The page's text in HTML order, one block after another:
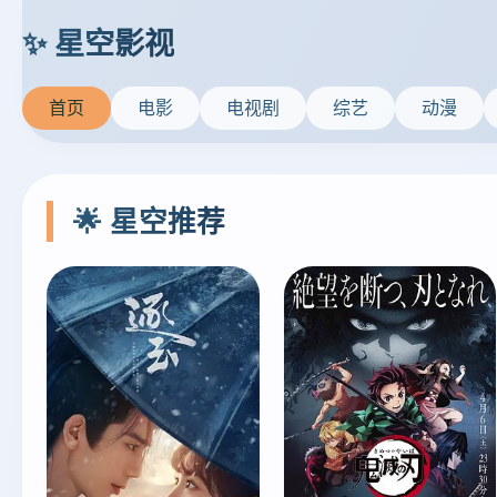
首页 电影 电视剧 综艺 动漫
🌟 星空推荐